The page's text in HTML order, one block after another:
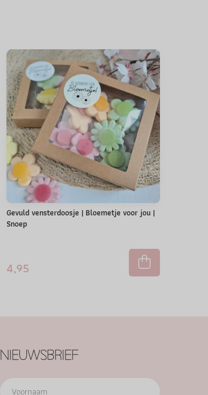
Gevuld vensterdoosje | Bloemetje voor jou |
Snoep
4,95
NIEUWSBRIEF